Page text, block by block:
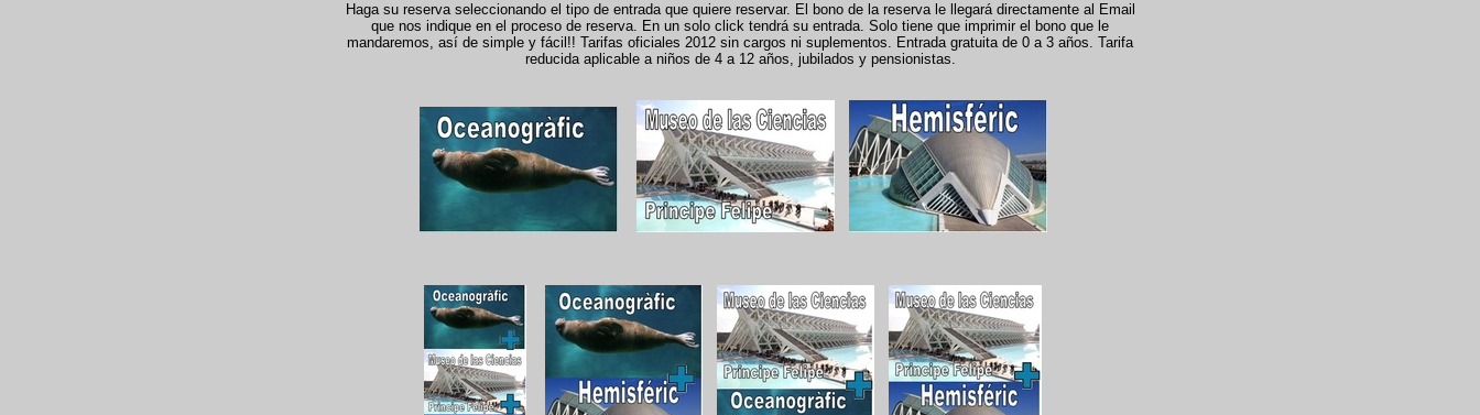
Haga su reserva seleccionando el tipo de entrada que quiere reservar. El bono de la reserva le llegará directamente al Email
que nos indique en el proceso de reserva. En un solo click tendrá su entrada. Solo tiene que imprimir el bono que le
mandaremos, así de simple y fácil!! Tarifas oficiales 2012 sin cargos ni suplementos. Entrada gratuita de 0 a 3 años. Tarifa
reducida aplicable a niños de 4 a 12 años, jubilados y pensionistas.